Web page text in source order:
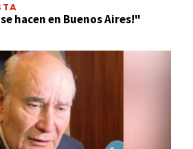
hacen en Buenos Aires!"